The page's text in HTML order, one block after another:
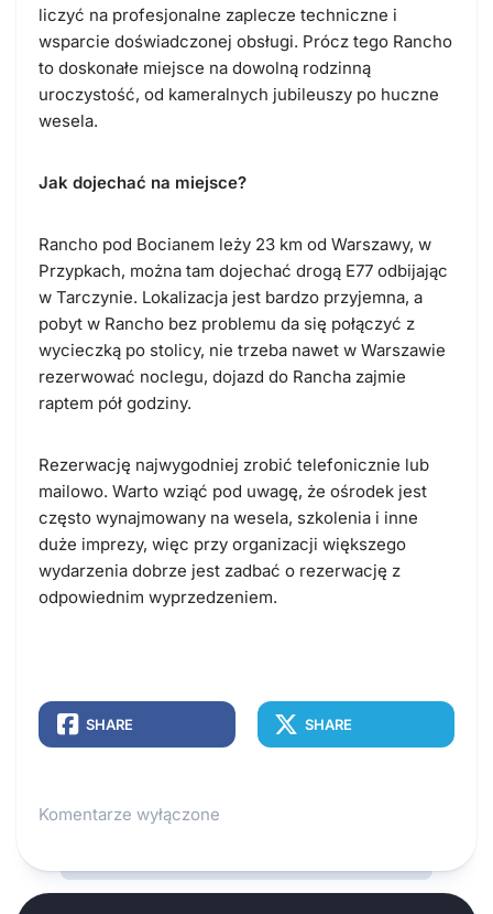
liczyć na profesjonalne zaplecze techniczne i
wsparcie doświadczonej obsługi. Prócz tego Rancho
to doskonałe miejsce na dowolną rodzinną
uroczystość, od kameralnych jubileuszy po huczne
wesela.
Jak dojechać na miejsce?
Rancho pod Bocianem leży 23 km od Warszawy, w
Przypkach, można tam dojechać drogą E77 odbijając
w Tarczynie. Lokalizacja jest bardzo przyjemna, a
pobyt w Rancho bez problemu da się połączyć z
wycieczką po stolicy, nie trzeba nawet w Warszawie
rezerwować noclegu, dojazd do Rancha zajmie
raptem pół godziny.
Rezerwację najwygodniej zrobić telefonicznie lub
mailowo. Warto wziąć pod uwagę, że ośrodek jest
często wynajmowany na wesela, szkolenia i inne
duże imprezy, więc przy organizacji większego
wydarzenia dobrze jest zadbać o rezerwację z
odpowiednim wyprzedzeniem.
SHARE SHARE
Komentarze wyłączone